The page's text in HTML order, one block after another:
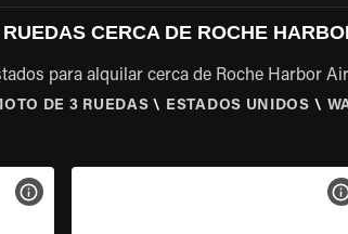
CERCA DE ROCHE
para alquilar cerca de Roche Harbor
DE 3 RUEDAS \ ESTADOS UNIDOS \
VER ESPECIFICACIONES DE LA MOTO